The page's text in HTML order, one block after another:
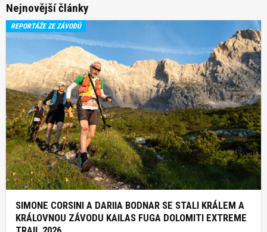
Nejnovější články
REPORTÁŽE ZE ZÁVODŮ
SIMONE CORSINI A DARIIA BODNAR SE STALI KRÁLEM A
KRÁLOVNOU ZÁVODU KAILAS FUGA DOLOMITI EXTREME